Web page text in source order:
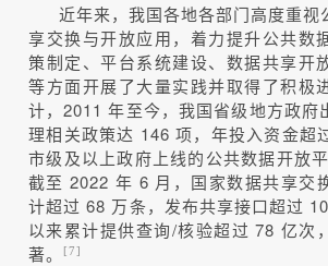
近年来，我国各地各部门高度重视
享交换与开放应用，着力提升公共数
策制定、平台系统建设、数据共享开
等方面开展了大量实践并取得了积极
计，2011 年至今，我国省级地方政府
理相关政策达 146 项，年投入资金超
市级及以上政府上线的公共数据开放
截至 2022 年 6 月，国家数据共享交
计超过 68 万条，发布共享接口超过
以来累计提供查询/核验超过 78 亿次
著。
[7]